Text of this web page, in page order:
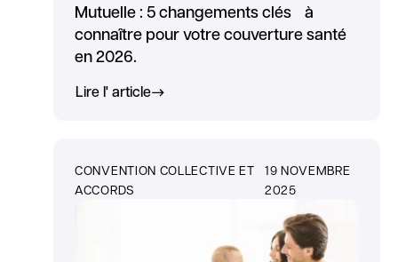
Mutuelle : 5 changements clés à
connaître pour votre couverture santé
en 2026.
Lire l' article
CONVENTION COLLECTIVE ET
ACCORDS
19 NOVEMBRE
2025